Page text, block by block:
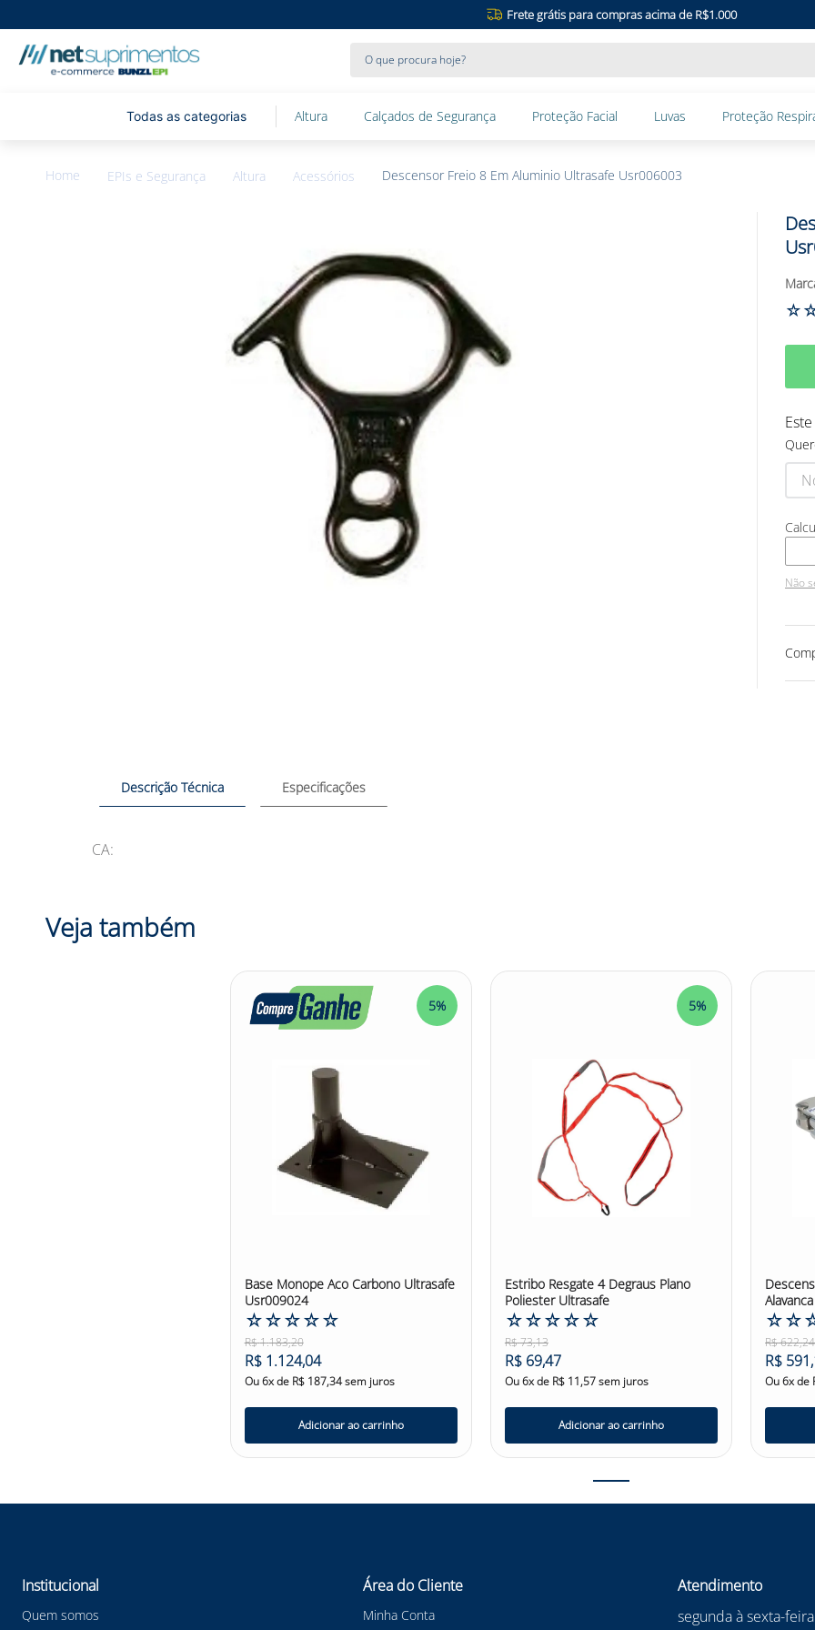
Frete grátis para compras acima de R$1.000
Altura Calçados de Segurança Proteção Facial Luvas Proteção
EPIs e Segurança Altura Acessórios Descensor Freio 8 Em Aluminio Ultrasafe Usr006003
☆
Não
Descrição Técnica Especificações
CA:
Veja também
5%
Base Monope Aco Carbono Ultrasafe
Usr009024
☆☆☆☆☆
R$1.183,20
R$ 1.124,04
Ou6x de R$ 187,34sem juros
Adicionar ao carrinho
5%
Estribo Resgate 4 Degraus Plano
Poliester Ultrasafe
☆☆☆☆☆
R$73,13
R$ 69,47
Ou6x de R$ 11,57sem juros
Adicionar ao carrinho
☆☆
R$622,24
R$ 591,
Ou6x de
Institucional
Quem somos
Área do Cliente
Minha Conta
Atendimento
segunda à sexta-feira